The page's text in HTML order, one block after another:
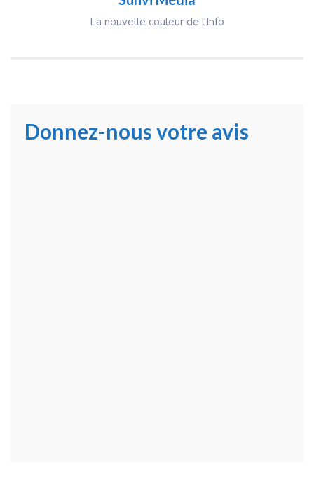
La nouvelle couleur de l'Info
Donnez-nous votre avis